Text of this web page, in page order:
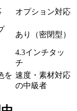
オプション対応
あり（密閉型）
4.3インチタッ
チ
を 速度・素材対応
の中級者